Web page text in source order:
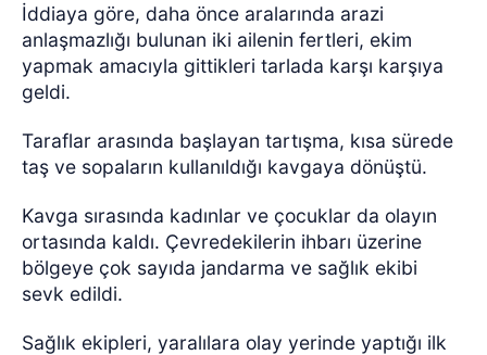
İddiaya göre, daha önce aralarında arazi
anlaşmazlığı bulunan iki ailenin fertleri, ekim
yapmak amacıyla gittikleri tarlada karşı karşıya
geldi.
Taraflar arasında başlayan tartışma, kısa sürede
taş ve sopaların kullanıldığı kavgaya dönüştü.
Kavga sırasında kadınlar ve çocuklar da olayın
ortasında kaldı. Çevredekilerin ihbarı üzerine
bölgeye çok sayıda jandarma ve sağlık ekibi
sevk edildi.
Sağlık ekipleri, yaralılara olay yerinde yaptığı ilk